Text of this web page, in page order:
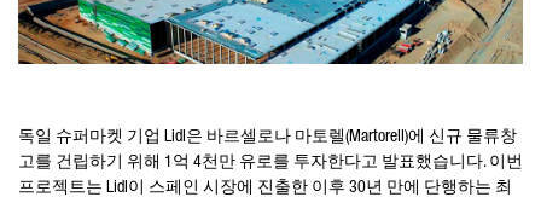
독일 슈퍼마켓 기업 Lidl은 바르셀로나 마토렐(Martorell)에 신규 물류창
고를 건립하기 위해 1억 4천만 유로를 투자한다고 발표했습니다. 이번
프로젝트는 Lidl이 스페인 시장에 진출한 이후 30년 만에 단행하는 최